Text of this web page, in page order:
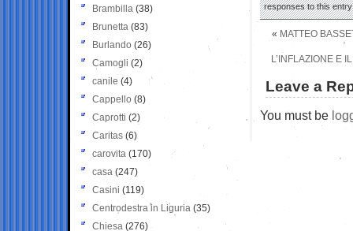
responses to this
« MATTEO
L’INFLAZIONE E
Leave a
You must be
Brambilla (38)
Brunetta (83)
Burlando (26)
Camogli (2)
canile (4)
Cappello (8)
Caprotti (2)
Caritas (6)
carovita (170)
casa (247)
Casini (119)
Centrodestra in Liguria (35)
Chiesa (276)